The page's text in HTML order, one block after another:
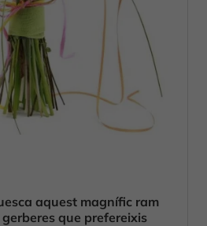
aquest magnífic ram
que prefereixis